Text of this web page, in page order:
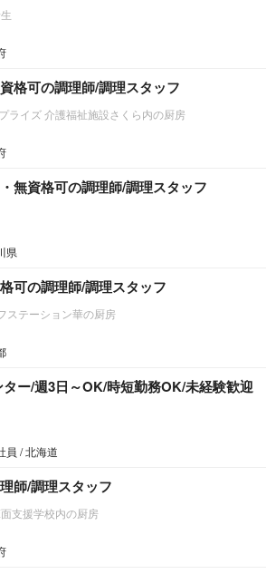
格可の調理師/調理スタッフ
ライズ 介護福祉施設さくら内の厨房
無資格可の調理師/調理スタッフ
県
可の調理師/調理スタッフ
ステーション華の厨房
ー/週3日～OK/時短勤務OK/未経験歓迎
員 / 北海道
師/調理スタッフ
支援学校内の厨房